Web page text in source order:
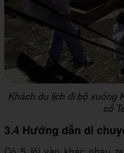
Khách du lịch đi bộ xuống
cổ
3.4 Hướng dẫn di